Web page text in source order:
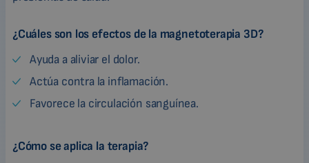
¿Cuáles son los efectos de la magnetoterapia 3D?
Ayuda a aliviar el dolor.
Actúa contra la inflamación.
Favorece la circulación sanguínea.
¿Cómo se aplica la terapia?